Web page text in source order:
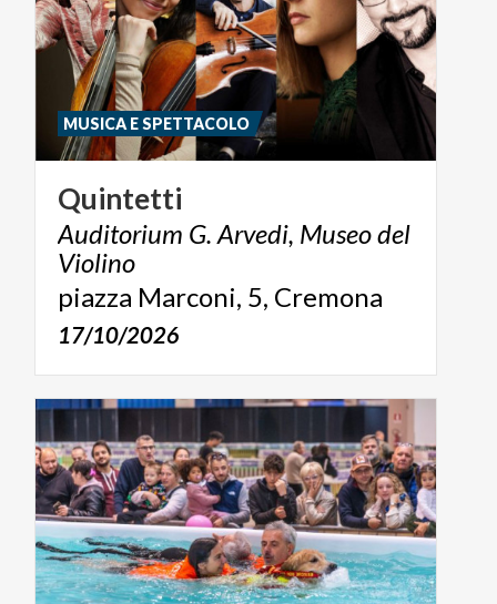
Quintetti
Auditorium G. Arvedi, Museo del
Violino
piazza Marconi, 5, Cremona
17/10/2026
MUSICA E SPETTACOLO